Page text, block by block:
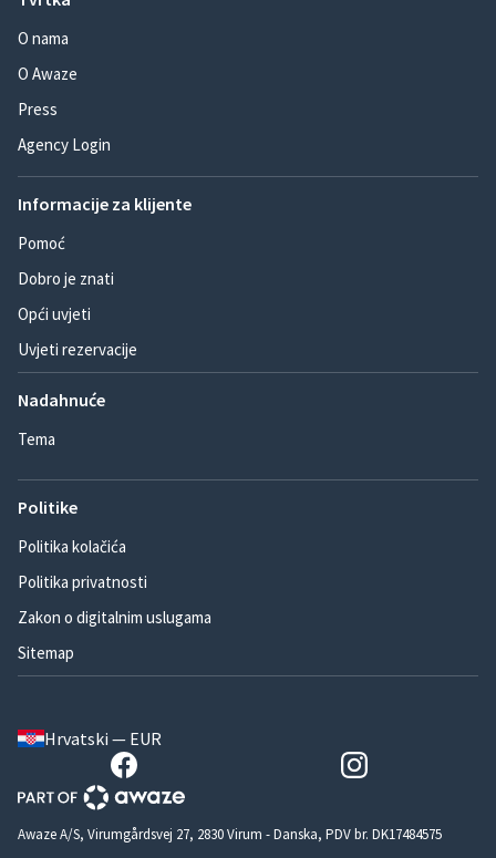
O nama
O Awaze
Press
Agency Login
Informacije za klijente
Pomoć
Dobro je znati
Opći uvjeti
Uvjeti rezervacije
Nadahnuće
Tema
Politike
Politika kolačića
Politika privatnosti
Zakon o digitalnim uslugama
Sitemap
Hrvatski — EUR
Awaze A/S, Virumgårdsvej 27, 2830 Virum - Danska, PDV br. DK17484575